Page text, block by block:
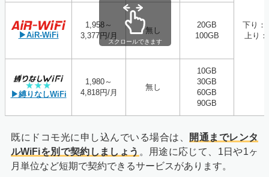
下り：
上り
▶AiR-WiFi
1,958～
3,377円/月
無し
20GB
100GB
▶縛りなしWiFi
1,980～
4,818円/月
無し
10GB
30GB
60GB
90GB
スクロールできます
既にドコモ光に申し込んでいる場合は、
開通までレンタ
ルWiFiを別で契約しましょう 。用途に応じて、1日や1ヶ
月単位など短期で契約できるサービスがあります。